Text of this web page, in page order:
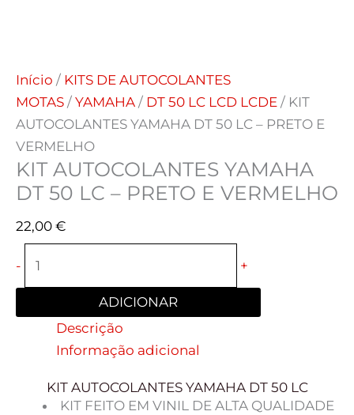
Início / KITS DE AUTOCOLANTES
MOTAS / YAMAHA / DT 50 LC LCD LCDE / KIT
AUTOCOLANTES YAMAHA DT 50 LC – PRETO E
VERMELHO
KIT AUTOCOLANTES YAMAHA
DT 50 LC – PRETO E VERMELHO
22,00 €
- +
ADICIONAR
Descrição
Informação adicional
KIT AUTOCOLANTES YAMAHA DT 50 LC
KIT FEITO EM VINIL DE ALTA QUALIDADE